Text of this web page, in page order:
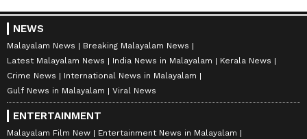
NEWS
Malayalam News
Breaking Malayalam News
Latest Malayalam News
India News in Malayalam
Kerala News
Crime News
International News in Malayalam
Gulf News in Malayalam
Viral News
ENTERTAINMENT
Malayalam Film New
Entertainment News in Malayalam